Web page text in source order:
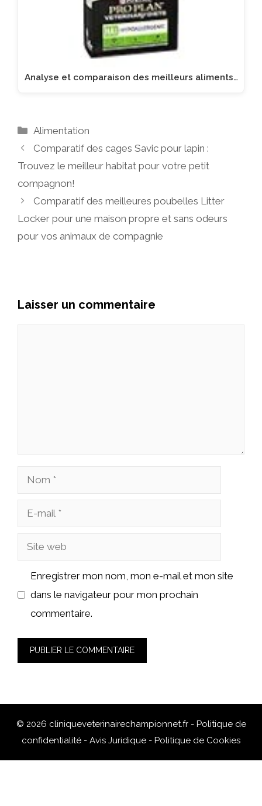
Analyse et comparaison des meilleurs aliments…
Catégories
Alimentation
Comparatif des cages Savic pour lapin :
Trouvez le meilleur habitat pour votre petit
compagnon!
Comparatif des meilleures poubelles Litter
Locker pour une maison propre et sans odeurs
pour vos animaux de compagnie
Laisser un commentaire
Nom
Site
Enregistrer mon nom, mon e-mail et mon site
dans le navigateur pour mon prochain
commentaire.
© 2026 cliniqueveterinairechampionnet.fr - Politique de
confidentialité - Avis Juridique - Politique de Cookies